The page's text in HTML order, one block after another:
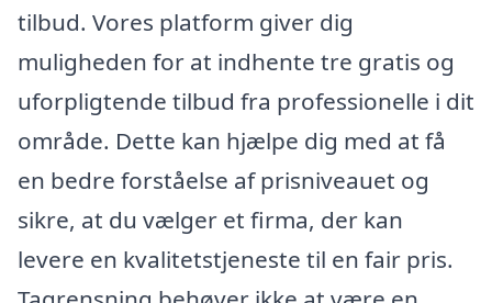
tilbud. Vores platform giver dig
muligheden for at indhente tre gratis og
uforpligtende tilbud fra professionelle i dit
område. Dette kan hjælpe dig med at få
en bedre forståelse af prisniveauet og
sikre, at du vælger et firma, der kan
levere en kvalitetstjeneste til en fair pris.